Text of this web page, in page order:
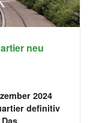
neu
2024
definitiv